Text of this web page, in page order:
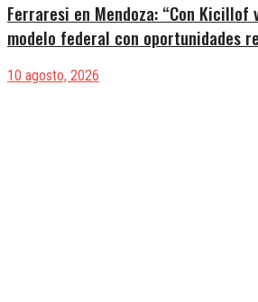
Ferraresi en Mendoza: “Con Kicillof
modelo federal con oportunidades
10 agosto, 2026